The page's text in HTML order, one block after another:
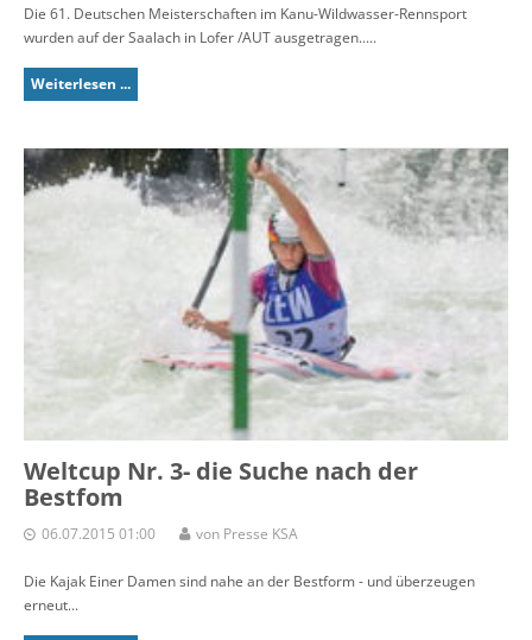
Die 61. Deutschen Meisterschaften im Kanu-Wildwasser-Rennsport
wurden auf der Saalach in Lofer /AUT ausgetragen.....
Weiterlesen ...
Weltcup Nr. 3- die Suche nach der
Bestfom
06.07.2015 01:00 von Presse KSA
Die Kajak Einer Damen sind nahe an der Bestform - und überzeugen
erneut...